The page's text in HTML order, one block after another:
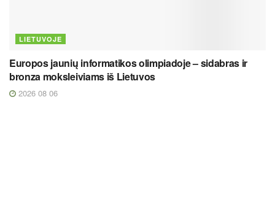
LIETUVOJE
Europos jaunių informatikos olimpiadoje – sidabras ir
bronza moksleiviams iš Lietuvos
2026 08 06